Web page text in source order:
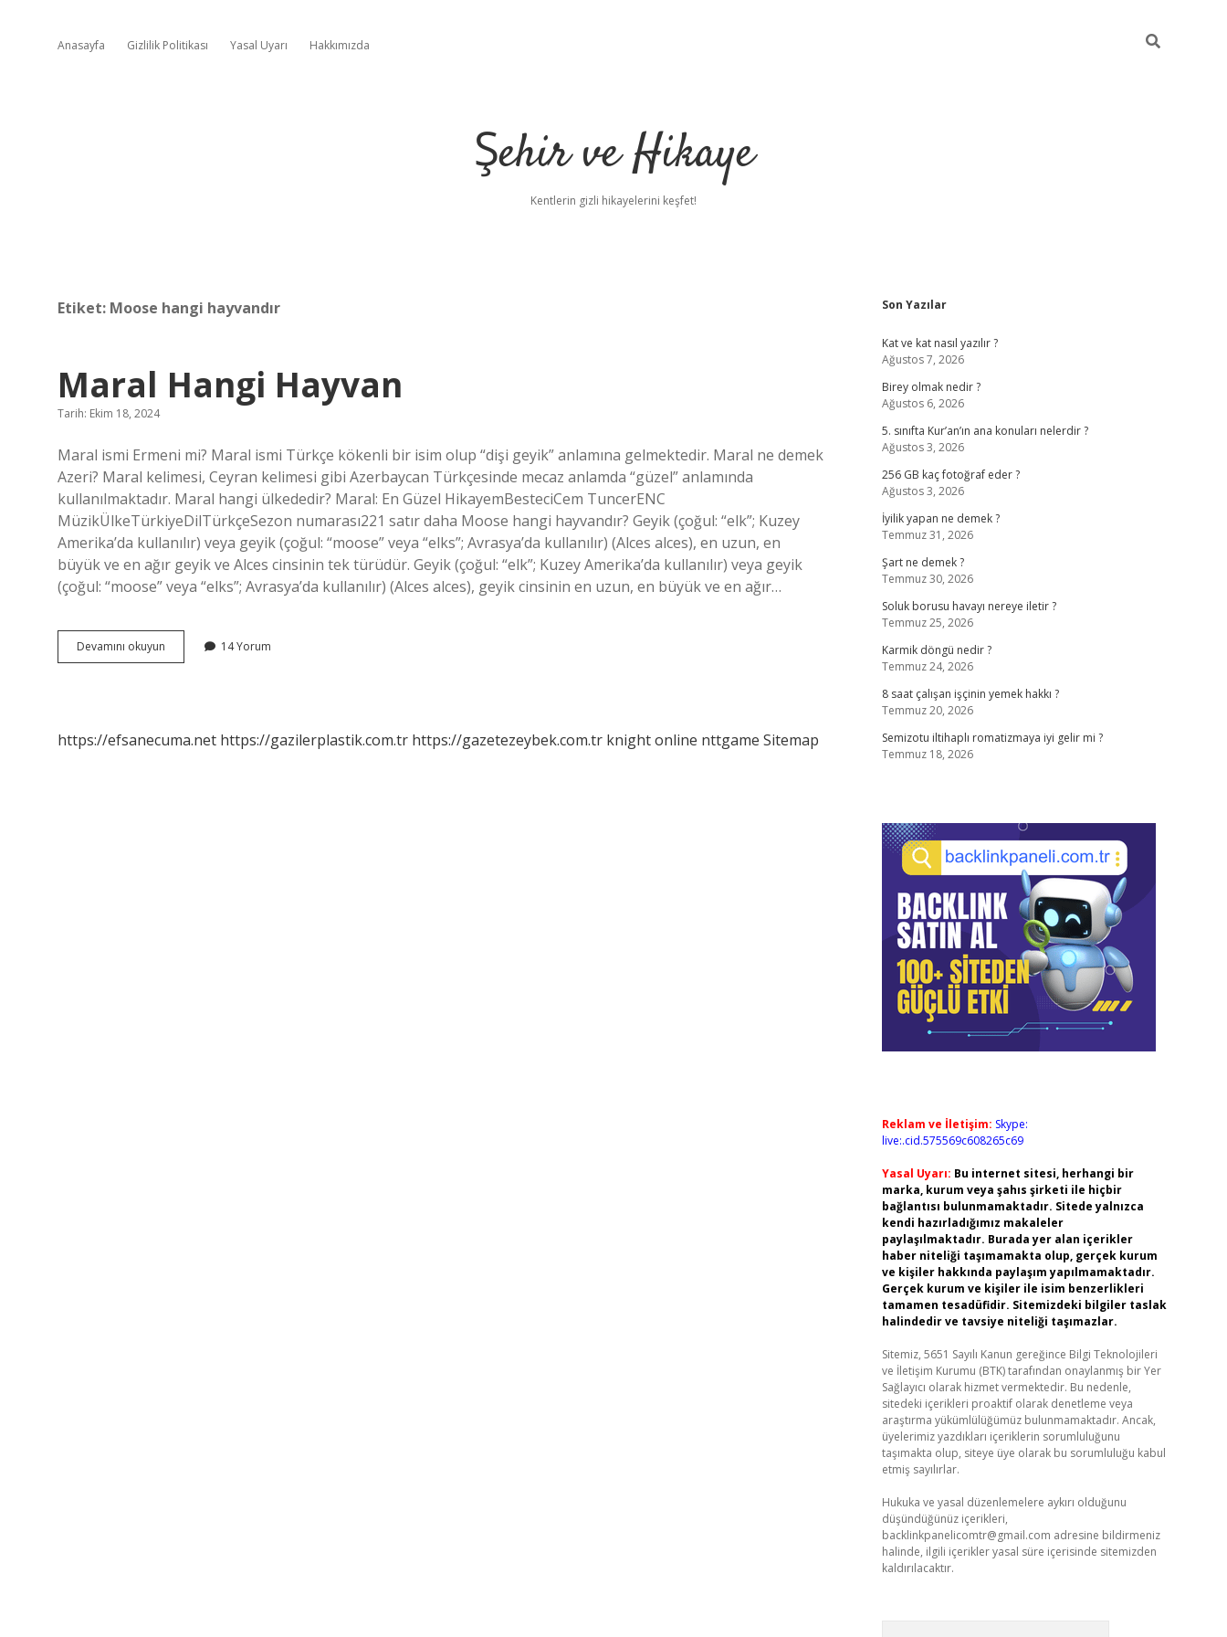
Anasayfa Gizlilik Politikası Yasal Uyarı Hakkımızda
Şehir ve Hikaye
Kentlerin gizli hikayelerini keşfet!
Etiket: Moose hangi hayvandır
Maral Hangi Hayvan
Tarih: Ekim 18, 2024
Maral ismi Ermeni mi? Maral ismi Türkçe kökenli bir isim olup “dişi geyik” anlamına gelmektedir. Maral ne demek
Azeri? Maral kelimesi, Ceyran kelimesi gibi Azerbaycan Türkçesinde mecaz anlamda “güzel” anlamında
kullanılmaktadır. Maral hangi ülkededir? Maral: En Güzel HikayemBesteciCem TuncerENC
MüzikÜlkeTürkiyeDilTürkçeSezon numarası221 satır daha Moose hangi hayvandır? Geyik (çoğul: “elk”; Kuzey
Amerika’da kullanılır) veya geyik (çoğul: “moose” veya “elks”; Avrasya’da kullanılır) (Alces alces), en uzun, en
büyük ve en ağır geyik ve Alces cinsinin tek türüdür. Geyik (çoğul: “elk”; Kuzey Amerika’da kullanılır) veya geyik
(çoğul: “moose” veya “elks”; Avrasya’da kullanılır) (Alces alces), geyik cinsinin en uzun, en büyük ve en ağır…
Devamını okuyun
Hangi
14 Yorum
https://efsanecuma.net https://gazilerplastik.com.tr https://gazetezeybek.com.tr knight online nttgame Sitemap
Sidebar
Son Yazılar
Kat ve kat nasıl yazılır ?
Ağustos 7, 2026
Birey olmak nedir ?
Ağustos 6, 2026
5. sınıfta Kur’an’ın ana konuları nelerdir ?
Ağustos 3, 2026
256 GB kaç fotoğraf eder ?
Ağustos 3, 2026
İyilik yapan ne demek ?
Temmuz 31, 2026
Şart ne demek ?
Temmuz 30, 2026
Soluk borusu havayı nereye iletir ?
Temmuz 25, 2026
Karmik döngü nedir ?
Temmuz 24, 2026
8 saat çalışan işçinin yemek hakkı ?
Temmuz 20, 2026
Semizotu iltihaplı romatizmaya iyi gelir mi ?
Temmuz 18, 2026
Reklam ve İletişim: Skype:
live:.cid.575569c608265c69
Yasal Uyarı: Bu internet sitesi, herhangi bir
marka, kurum veya şahıs şirketi ile hiçbir
bağlantısı bulunmamaktadır. Sitede yalnızca
kendi hazırladığımız makaleler
paylaşılmaktadır. Burada yer alan içerikler
haber niteliği taşımamakta olup, gerçek kurum
ve kişiler hakkında paylaşım yapılmamaktadır.
Gerçek kurum ve kişiler ile isim benzerlikleri
tamamen tesadüfidir. Sitemizdeki bilgiler taslak
halindedir ve tavsiye niteliği taşımazlar.
Sitemiz, 5651 Sayılı Kanun gereğince Bilgi Teknolojileri
ve İletişim Kurumu (BTK) tarafından onaylanmış bir Yer
Sağlayıcı olarak hizmet vermektedir. Bu nedenle,
sitedeki içerikleri proaktif olarak denetleme veya
araştırma yükümlülüğümüz bulunmamaktadır. Ancak,
üyelerimiz yazdıkları içeriklerin sorumluluğunu
taşımakta olup, siteye üye olarak bu sorumluluğu kabul
etmiş sayılırlar.
Hukuka ve yasal düzenlemelere aykırı olduğunu
düşündüğünüz içerikleri,
backlinkpanelicomtr@gmail.com adresine bildirmeniz
halinde, ilgili içerikler yasal süre içerisinde sitemizden
kaldırılacaktır.